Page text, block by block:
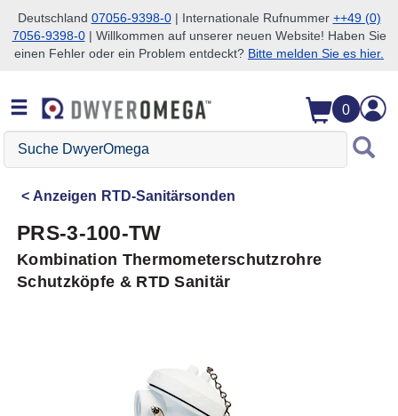
Zum Suchen überspringen
Zum Hauptinhalt überspringen
Zur Navigation überspringen
Deutschland 07056-9398-0| Internationale Rufnummer ++49 (0)
7056-9398-0| Willkommen auf unserer neuen Website! Haben Sie
einen Fehler oder ein Problem entdeckt? Bitte melden Sie es hier.
0
Suche
DwyerOmega
Anzeigen RTD-Sanitärsonden
PRS-3-100-TW
Kombination Thermometerschutzrohre
Schutzköpfe & RTD Sanitär